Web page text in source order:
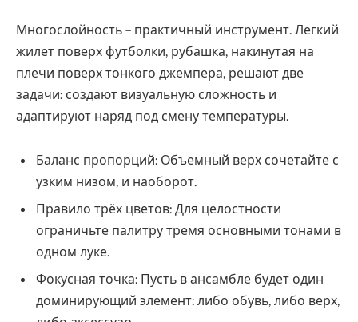
Многослойность – практичный инструмент. Легкий
жилет поверх футболки, рубашка, накинутая на
плечи поверх тонкого джемпера, решают две
задачи: создают визуальную сложность и
адаптируют наряд под смену температуры.
Баланс пропорций: Объемный верх сочетайте с
узким низом, и наоборот.
Правило трёх цветов: Для целостности
ограничьте палитру тремя основными тонами в
одном луке.
Фокусная точка: Пусть в ансамбле будет один
доминирующий элемент: либо обувь, либо верх,